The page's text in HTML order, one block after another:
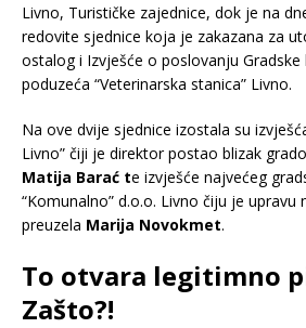
Livno, Turističke zajednice, dok je na
redovite sjednice koja je zakazana za
ostalog i Izvješće o poslovanju Gradske
poduzeća “Veterinarska stanica” Livno.
Na ove dvije sjednice izostala su
Livno” čiji je direktor postao blizak
Matija Barać te izvješće najvećeg
“Komunalno” d.o.o. Livno čiju je upravu
preuzela Marija Novokmet.
To otvara legitimno
Zašto?!